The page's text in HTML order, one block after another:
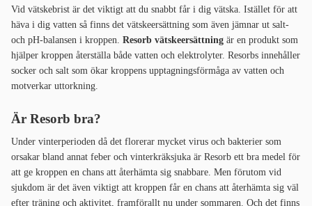
Vid vätskebrist är det viktigt att du snabbt får i dig vätska. Istället för att
häva i dig vatten så finns det vätskeersättning som även jämnar ut salt-
och pH-balansen i kroppen. Resorb vätskeersättning är en produkt som
hjälper kroppen återställa både vatten och elektrolyter. Resorbs innehåller
socker och salt som ökar kroppens upptagningsförmåga av vatten och
motverkar uttorkning.
Är Resorb bra?
Under vinterperioden då det florerar mycket virus och bakterier som
orsakar bland annat feber och vinterkräksjuka är Resorb ett bra medel för
att ge kroppen en chans att återhämta sig snabbare. Men förutom vid
sjukdom är det även viktigt att kroppen får en chans att återhämta sig väl
efter träning och aktivitet, framförallt nu under sommaren. Och det finns